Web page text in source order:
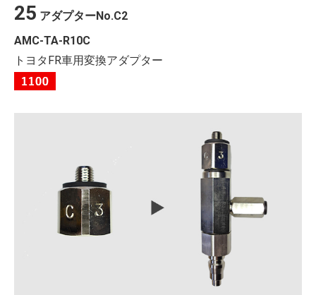
25 アダプターNo.C2
AMC-TA-R10C
トヨタFR車用変換アダプター